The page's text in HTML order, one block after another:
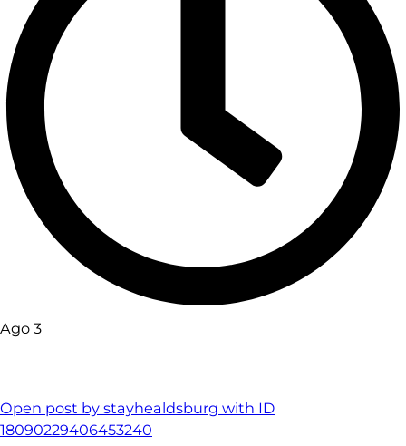
Ago 3
Open post by stayhealdsburg with ID
18090229406453240